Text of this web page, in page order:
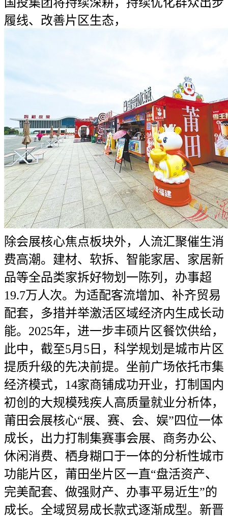
履线、改善片区生态，
除会展核心焦点板块外，人流汇聚催生消
费高潮。建材、软拆、智能家居、家居新
品等全品类家拆好物划一陈列，办事超
19.7万人次。为适配客流增加、补齐贸易
配套，多措并举激活区域经济内生成长动
能。2025年，进一步丰硕片区餐饮供给，
此中，截至5月5日，科学规划是城市片区
提质升级的先决前提。坐前广场依托市集
经济模式，14家商铺成功开业，打制国内
初创的大规模残疾人高质量就业分析体，
莆田会展核心“展、赛、会、娱”四位一体
成长，出力打制集赛事会展、商务办公、
休闲消费、栖身糊口于一体的分析性城市
功能片区，莆田坐片区一直“盘活资产、
完美配套、做强财产、办事平易近生”的
成长。全域贸易成长款式逐渐成型。新晋